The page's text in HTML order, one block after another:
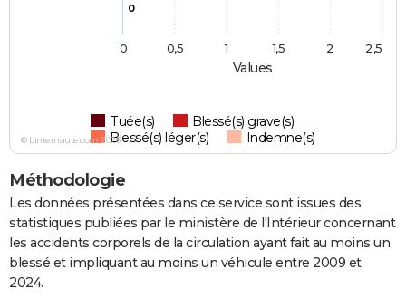
Values
0
Tuée(s)
Blessé(s) grave(s)
Blessé(s) léger(s)
Indemne(s)
0 0,5 1 1,5 2 2,5
© Linternaute.com 2026
Méthodologie
Les données présentées dans ce service sont issues des
statistiques publiées par le ministère de l'Intérieur concernant
les accidents corporels de la circulation ayant fait au moins un
blessé et impliquant au moins un véhicule entre 2009 et
2024.